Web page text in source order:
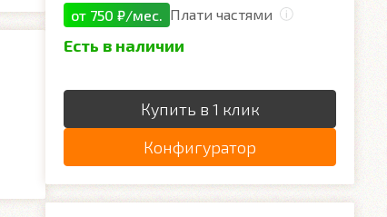
от 750 ₽/мес. Плати частями
Есть в наличии
Купить в 1 клик
Конфигуратор